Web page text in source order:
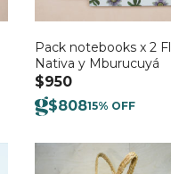
Pack notebooks x 2
Nativa y Mburucuyá
$950
$80815% OFF